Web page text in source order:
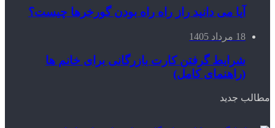
آیا می دانید راز راه‌ راه بودن گورخرها چیست؟
18 مرداد 1405
شرایط گرفتن کارت بازرگانی برای خانم ها
(راهنمای کامل)
مطالب جدید